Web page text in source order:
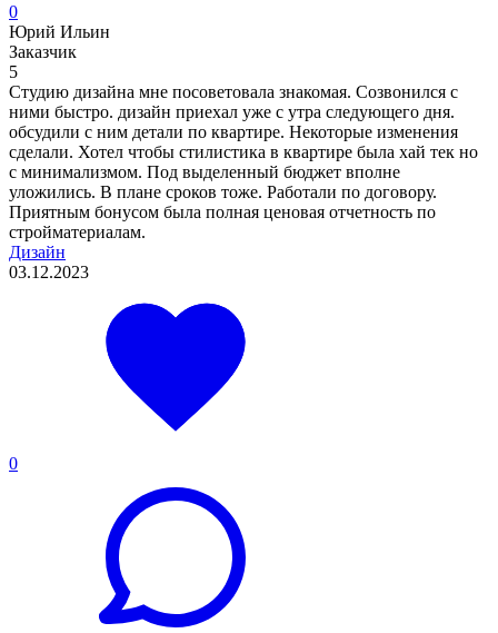
0
Юрий Ильин
Заказчик
5
Студию дизайна мне посоветовала знакомая. Созвонился с
ними быстро. дизайн приехал уже с утра следующего дня.
обсудили с ним детали по квартире. Некоторые изменения
сделали. Хотел чтобы стилистика в квартире была хай тек но
с минимализмом. Под выделенный бюджет вполне
уложились. В плане сроков тоже. Работали по договору.
Приятным бонусом была полная ценовая отчетность по
стройматериалам.
Дизайн
03.12.2023
0